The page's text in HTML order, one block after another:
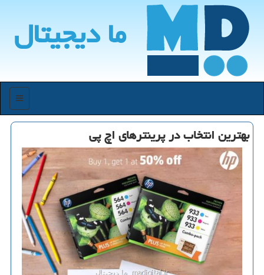
ما دیجیتال
منو
بهترین انتخاب در پرینترهای اچ پی